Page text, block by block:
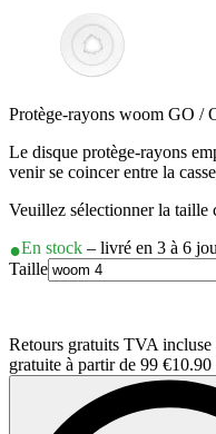
Protège-rayons woom GO
Le disque protège-rayons
venir se coincer entre la
Veuillez sélectionner la taille
En stock – livré en 3 à 6
Taille
Retours gratuits TVA
gratuite à partir de 99 €